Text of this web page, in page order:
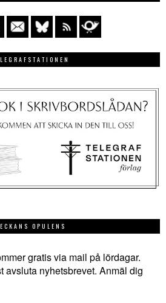
OPULENS
gratis via mail på lördagar.
avsluta nyhetsbrevet. Anmäl dig